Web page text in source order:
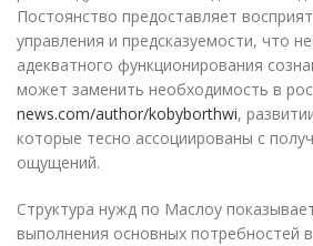
Постоянство предоставляет
управления и предсказуемости, что
адекватного функционирования
может заменить необходимость в
news.com/author/kobyborthwi,
которые тесно ассоциированы с
ощущений.
Структура нужд по Маслоу
выполнения основных потребностей